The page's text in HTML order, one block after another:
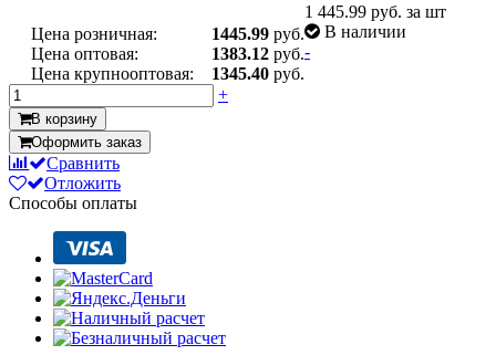
Цена розничная: 1445.99 руб.
Цена оптовая:
1383.12 руб.
Цена крупнооптовая:
1345.40 руб.
1 445.99 руб. за шт
В наличии
-
+
В корзину
Оформить заказ
Сравнить
Отложить
Способы оплаты